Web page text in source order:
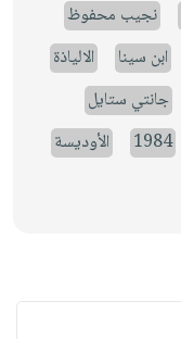
نجيب محفوظ
ابن سينا
الالياذة
جانتي ستايل
1984
الأوديسة